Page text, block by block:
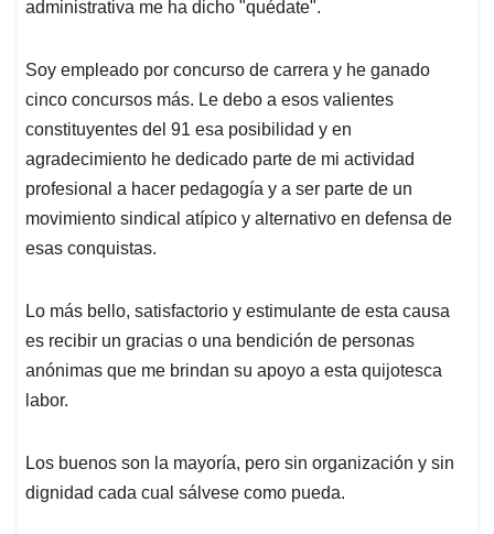
administrativa me ha dicho "quédate".
Soy empleado por concurso de carrera y he ganado
cinco concursos más. Le debo a esos valientes
constituyentes del 91 esa posibilidad y en
agradecimiento he dedicado parte de mi actividad
profesional a hacer pedagogía y a ser parte de un
movimiento sindical atípico y alternativo en defensa de
esas conquistas.
Lo más bello, satisfactorio y estimulante de esta causa
es recibir un gracias o una bendición de personas
anónimas que me brindan su apoyo a esta quijotesca
labor.
Los buenos son la mayoría, pero sin organización y sin
dignidad cada cual sálvese como pueda.